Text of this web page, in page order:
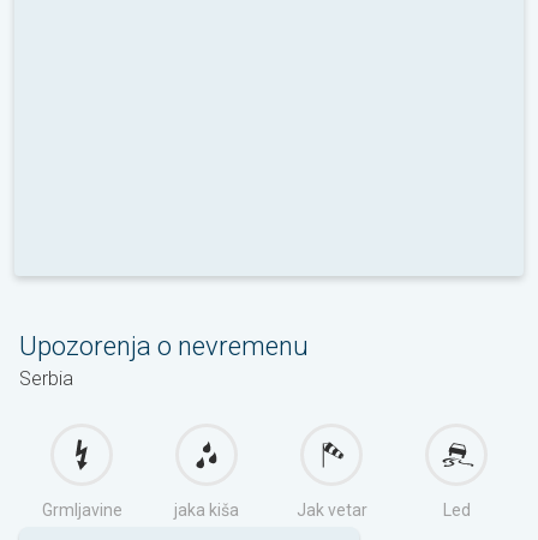
Upozorenja o nevremenu
Serbia
Grmljavine jaka kiša Jak vetar Led